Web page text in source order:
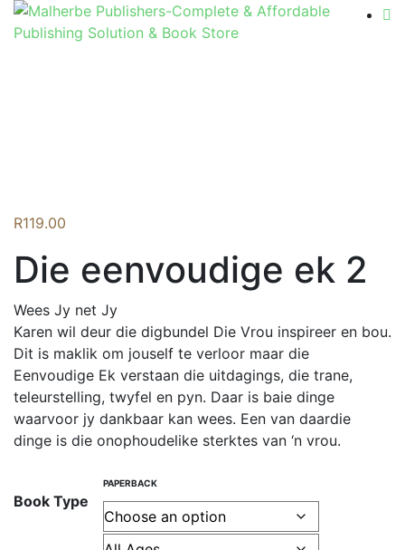
R119.00
Die eenvoudige ek 2
Wees Jy net Jy
Karen wil deur die digbundel Die Vrou inspireer en bou.
Dit is maklik om jouself te verloor maar die
Eenvoudige Ek verstaan die uitdagings, die trane,
teleurstelling, twyfel en pyn. Daar is baie dinge
waarvoor jy dankbaar kan wees. Een van daardie
dinge is die onophoudelike sterktes van ‘n vrou.
Book Type
PAPERBACK